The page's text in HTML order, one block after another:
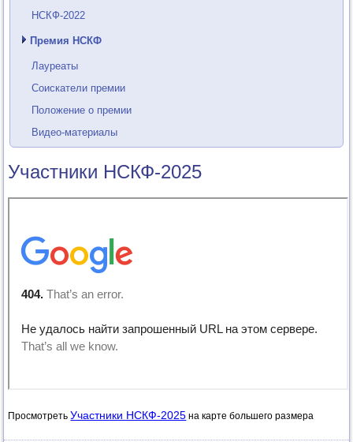
НСКФ-2022
Премия НСКФ
Лауреаты
Соискатели премии
Положение о премии
Видео-материалы
Участники НСКФ-2025
ПросмотретьУчастники НСКФ-2025 на карте большего размера